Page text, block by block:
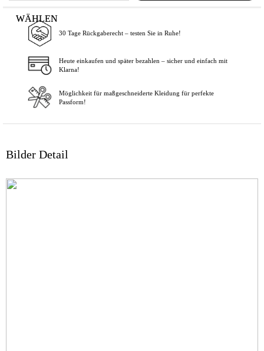
WÄHLEN
In den Warenkorb
30 Tage Rückgaberecht – testen Sie in Ruhe!
Heute einkaufen und später bezahlen – sicher und einfach mit
Klarna!
Möglichkeit für maßgeschneiderte Kleidung für perfekte
Passform!
Bilder Detail